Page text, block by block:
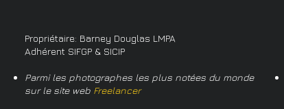
Propriétaire: Barney Douglas LMPA
Adhérent SIFGP & SICIP
Parmi les photographes les plus notées du monde
sur le site web Freelancer